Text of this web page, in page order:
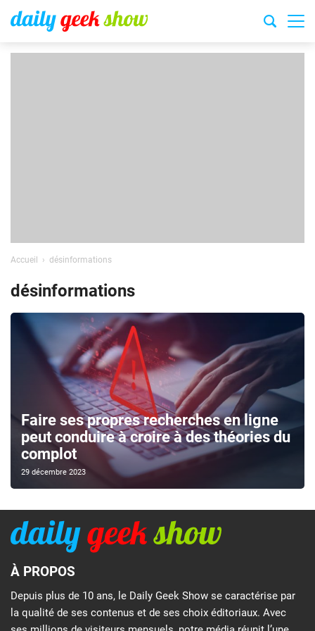
Accueil désinformations
désinformations
Faire ses propres recherches en ligne
peut conduire à croire à des théories du
complot
29 décembre 2023
À PROPOS
Depuis plus de 10 ans, le Daily Geek Show se caractérise par
la qualité de ses contenus et de ses choix éditoriaux. Avec